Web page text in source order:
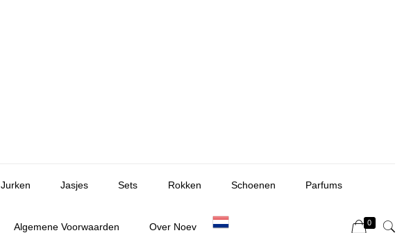
Jurken Jasjes Sets Rokken Schoenen Parfums
Algemene Voorwaarden Over Noev 0